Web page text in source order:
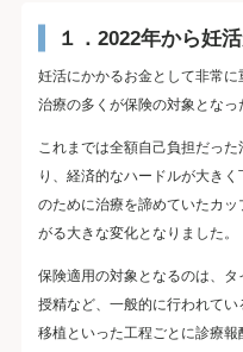
１．2022年から妊
妊活にかかるお金として非常
治療の多くが保険の対象となっ
これまでは全額自己負担だっ
り、経済的なハードルが大き
のために治療を諦めていたカ
がる大きな変化となりました。
保険適用の対象となるのは、
授精など、一般的に行われて
移植といった工程ごとに診療